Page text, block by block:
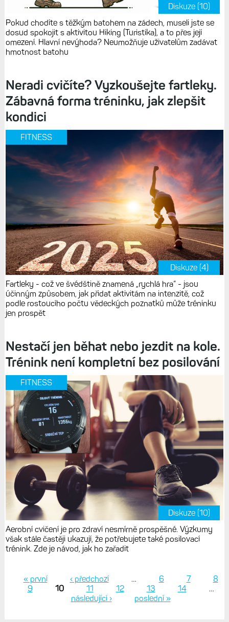
Diskuze (10)
Pokud chodíte s těžkým batohem na zádech, museli jste se
dosud spokojit s aktivitou Hiking (Turistika), a to přes její
omezení. Hlavní nevýhoda? Neumožňuje uživatelům zadávat
hmotnost batohu
Neradi cvičíte? Vyzkoušejte fartleky.
Zábavná forma tréninku, jak zlepšit
kondici
FITNESS
Diskuze (4)
Fartleky - což ve švédštině znamená „rychlá hra“ - jsou
účinným způsobem, jak přidat aktivitám na intenzitě, což
podle rostoucího počtu vědeckých poznatků může tréninku
jen prospět
Nestačí jen běhat nebo jezdit na kole.
Trénink není kompletní bez posilování
FITNESS
Diskuze (10)
Aerobní cvičení je pro zdraví nesmírně prospěšné. Výzkumy
však stále častěji ukazují, že potřebujete také posilovací
trénink. Zde je návod, jak ho zařadit
Stránky
« první ‹ předchozí … 6 7
8
9
10 11 12 13 14
…
následující ›
poslední »